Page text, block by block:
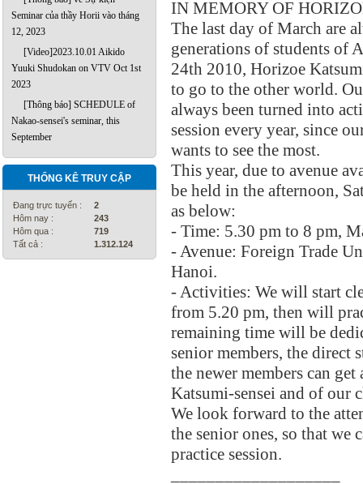
Seminar của thầy Horii vào tháng
12, 2023
[Video]2023.10.01 Aikido
Yuuki Shudokan on VTV Oct 1st
2023
[Thông báo] SCHEDULE of
Nakao-sensei's seminar, this
September
THỐNG KÊ TRUY CẬP
Đang trực tuyến :
2
Hôm nay :
243
Hôm qua :
719
Tất cả :
1.312.124
IN MEMORY OF
The last day of March are
generations of students of
24th 2010, Horizoe
to go to the other world.
always been turned into
session every year, since
wants to see the most.
This year, due to avenue
be held in the afternoon,
as below:
- Time: 5.30 pm to 8 pm,
- Avenue: Foreign Trade
Hanoi.
- Activities: We will start
from 5.20 pm, then will
remaining time will be
senior members, the direct
the newer members can
Katsumi-sensei and of our
We look forward to the
the senior ones, so that
practice session.